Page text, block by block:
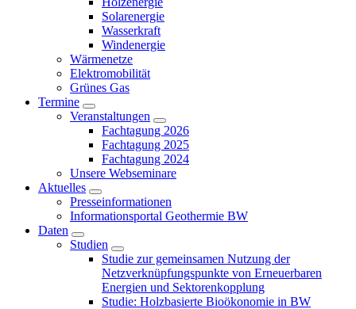
Solarenergie
Wasserkraft
Windenergie
Wärmenetze
Elektromobilität
Grünes Gas
Termine
Veranstaltungen
Fachtagung 2026
Fachtagung 2025
Fachtagung 2024
Unsere Webseminare
Aktuelles
Presseinformationen
Informationsportal Geothermie BW
Daten
Studien
Studie zur gemeinsamen Nutzung der
Netzverknüpfungspunkte von Erneuerbaren
Energien und Sektorenkopplung
Studie: Holzbasierte Bioökonomie in BW